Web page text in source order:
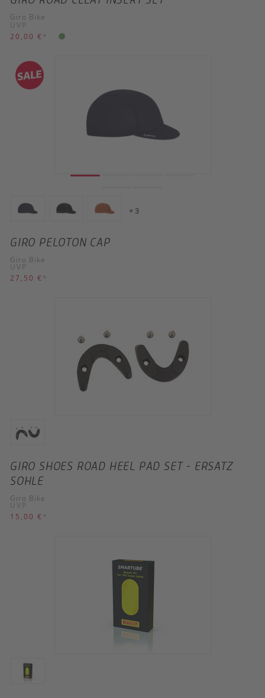
Giro Bike
UVP
20,00 € *
+ 3
GIRO PELOTON CAP
Giro Bike
UVP
27,50 € *
GIRO SHOES ROAD HEEL PAD SET - ERSATZ
SOHLE
Giro Bike
UVP
15,00 € *